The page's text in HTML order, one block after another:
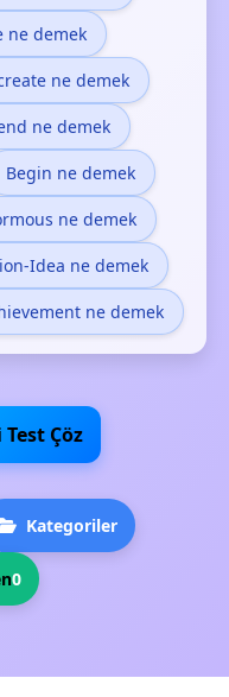
ne demek
ne demek
ne demek
Begin ne demek
ne demek
Idea ne demek
ne demek
Çöz
Kategoriler
0